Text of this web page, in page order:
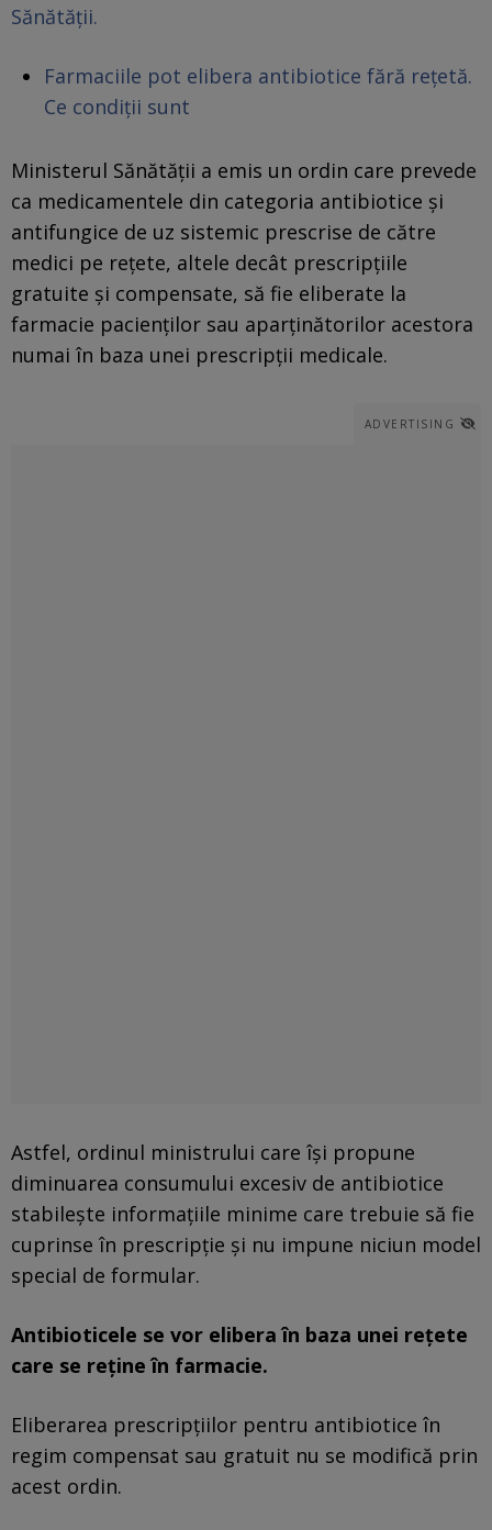
Sănătății.
Farmaciile pot elibera antibiotice fără rețetă.
Ce condiții sunt
Ministerul Sănătăţii a emis un ordin care prevede
ca medicamentele din categoria antibiotice şi
antifungice de uz sistemic prescrise de către
medici pe reţete, altele decât prescripţiile
gratuite şi compensate, să fie eliberate la
farmacie pacienţilor sau aparţinătorilor acestora
numai în baza unei prescripţii medicale.
ADVERTISING
Astfel, ordinul ministrului care îşi propune
diminuarea consumului excesiv de antibiotice
stabilește informațiile minime care trebuie să fie
cuprinse în prescripție și nu impune niciun model
special de formular.
Antibioticele se vor elibera în baza unei rețete
care se reține în farmacie.
Eliberarea prescripţiilor pentru antibiotice în
regim compensat sau gratuit nu se modifică prin
acest ordin.